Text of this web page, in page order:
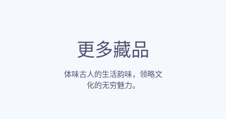
更多藏品
体味古人的生活韵味，领略文
化的无穷魅力。